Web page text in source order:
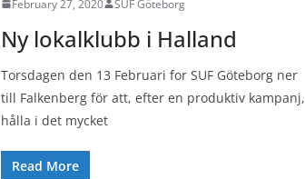
February 27, 2020 SUF Göteborg
Ny lokalklubb i Halland
Torsdagen den 13 Februari for SUF Göteborg ner
till Falkenberg för att, efter en produktiv kampanj,
hålla i det mycket
Read More